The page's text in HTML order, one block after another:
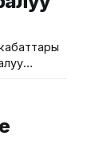
бөлүгү
же